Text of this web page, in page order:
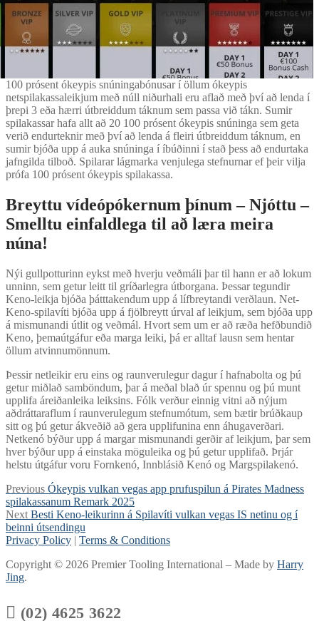
100 prósent ókeypis snúningabónusar í öllum ókeypis
netspilakassaleikjum með núll niðurhali eru aflað með því að lenda í
þrepi 3 eða hærri útbreiddum táknum sem passa við tákn. Sumir
spilakassar hafa allt að 20 100 prósent ókeypis snúninga sem geta
verið endurteknir með því að lenda á fleiri útbreiddum táknum, en
sumir bjóða upp á auka snúninga í íbúðinni í stað þess að endurtaka
jafngilda tilboð. Spilarar lágmarka venjulega stefnurnar ef þeir vilja
prófa 100 prósent ókeypis spilakassa.
Breyttu vídeópókernum þínum – Njóttu –
Smelltu einfaldlega til að læra meira
núna!
Nýi gullpotturinn eykst með hverju veðmáli þar til hann er að lokum
unninn, sem getur leitt til gríðarlegra útborgana. Þessar tegundir
Keno-leikja bjóða þátttakendum upp á lífbreytandi verðlaun. Net-
Keno-spilavíti bjóða upp á fjölbreytt úrval af leikjum, sem bjóða upp
á mismunandi útlit og veðmál. Hvort sem um er að ræða hefðbundið
Keno, þemaútgáfur eða marga leiki, þá er alltaf lausn sem hentar
öllum atvinnumönnum.
Þessir netleikir eru eins og raunverulegur dagur í hafnabolta og þú
getur miðlað samböndum, þar á meðal blað úr spennu og þú munt
upplifa áreiðanleika leiksins. Fólk verður einnig vitni að nýjum
aðdráttaraflum í raunverulegum stefnumótum, sem bætir brúðkaup
sitt og þú getur ákveðið að gera upplifunina enn áhugaverðari.
Netkenó býður upp á margar mismunandi gerðir af leikjum, þar sem
hver býður upp á einstaka möguleika og þú getur upplifað. Þrjár
helstu útgáfur voru Fornkenó, Innblásið Kenó og Margspilakenó.
Post
navigation
Previous Previous
post:
Ókeypis vulkan vegas app prufuspilun á Pirates Madness
spilakassanum Remark 2025
Next Next
post:
Besti Keno-leikurinn á Spilavíti vulkan vegas IS netinu og í
beinni útsendingu
Privacy Policy | Terms & Conditions
Copyright © 2026 Premier Tooling International – Made by Harry
Jing.
 (02) 4625 3622